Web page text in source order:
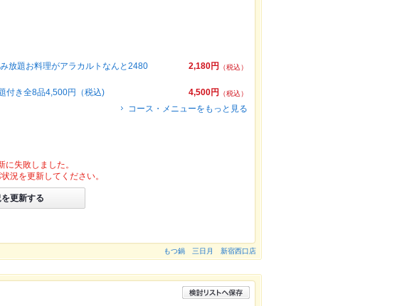
2,180円
（税込）
放題お料理がアラカルトなんと2480
4,500円
（税込）
付き全8品4,500円（税込)
コース・メニューをもっと見る
に失敗しました。
況を更新してください。
更新する
もつ鍋 三日月 新宿西口店